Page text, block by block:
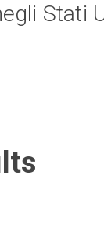
Stati